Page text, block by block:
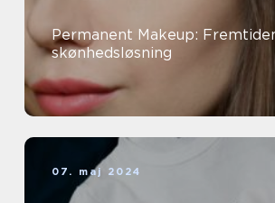
Permanent Makeup:
skønhedsløsning
07. maj 2024